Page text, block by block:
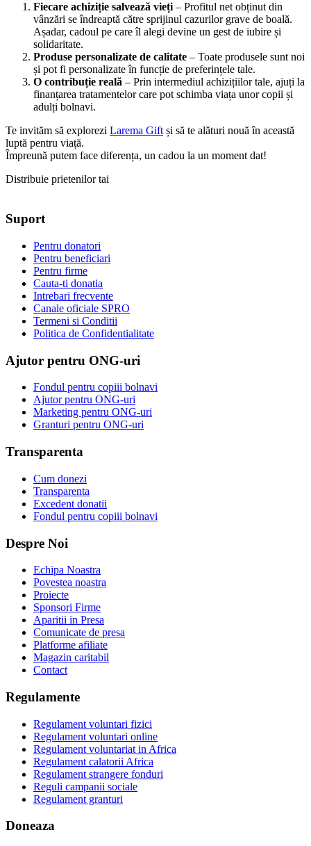
Fiecare achiziție salvează vieți– Profitul net obținut din
vânzări se îndreaptă către sprijinul cazurilor grave de boală.
Așadar, cadoul pe care îl alegi devine un gest de iubire și
solidaritate.
Produse personalizate de calitate – Toate produsele sunt noi
și pot fi personalizate în funcție de preferințele tale.
O contribuție reală – Prin intermediul achizițiilor tale, ajuți la
finanțarea tratamentelor care pot schimba viața unor copii și
adulți bolnavi.
Te invităm să explorezi Larema Giftși să te alături nouă în această
luptă pentru viață.
Împreună putem face diferența, un cadou la un moment dat!
Distribuie prietenilor tai
Suport
Pentru donatori
Pentru beneficiari
Pentru firme
Cauta-ti donatia
Intrebari frecvente
Canale oficiale SPRO
Termeni si Conditii
Politica de Confidentialitate
Ajutor pentru ONG-uri
Fondul pentru copiii bolnavi
Ajutor pentru ONG-uri
Marketing pentru ONG-uri
Granturi pentru ONG-uri
Transparenta
Cum donezi
Transparenta
Excedent donatii
Fondul pentru copiii bolnavi
Despre Noi
Echipa Noastra
Povestea noastra
Proiecte
Sponsori Firme
Aparitii in Presa
Comunicate de presa
Platforme afiliate
Magazin caritabil
Contact
Regulamente
Regulament voluntari fizici
Regulament voluntari online
Regulament voluntariat in Africa
Regulament calatorii Africa
Regulament strangere fonduri
Reguli campanii sociale
Regulament granturi
Doneaza